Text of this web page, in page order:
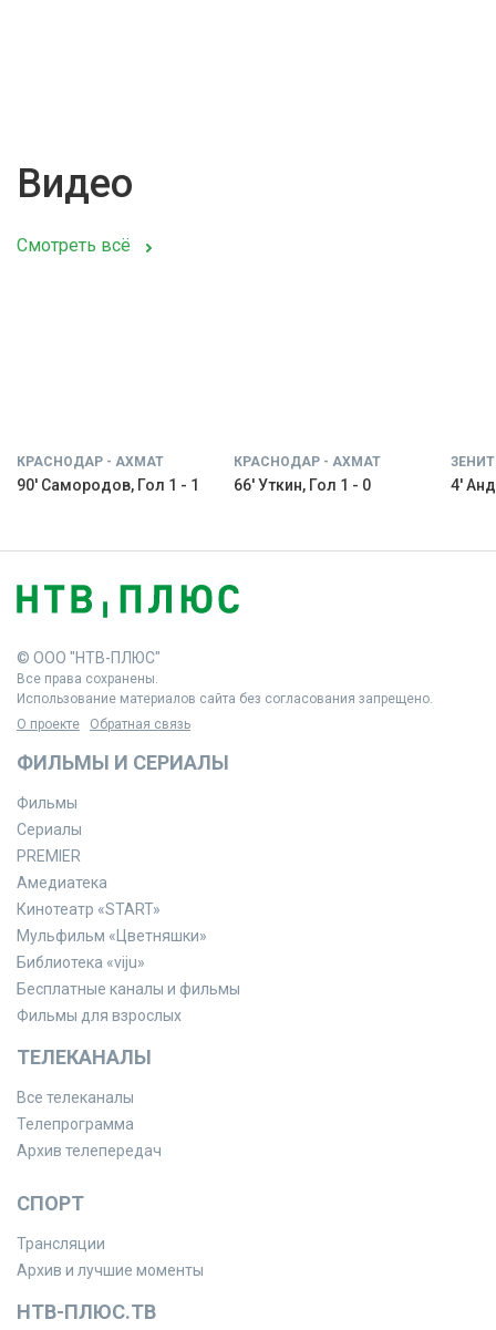
Видео
Смотреть всё
КРАСНОДАР - АХМАТ
90' Самородов, Гол 1 - 1
КРАСНОДАР - АХМАТ
66' Уткин, Гол 1 - 0 4'
© ООО "НТВ-ПЛЮС"
Все права сохранены.
Использование материалов сайта без согласования запрещено.
О проекте
Обратная связь
ФИЛЬМЫ И СЕРИАЛЫ
Фильмы
Сериалы
PREMIER
Амедиатека
Кинотеатр «START»
Мульфильм «Цветняшки»
Библиотека «viju»
Бесплатные каналы и фильмы
Фильмы для взрослых
ТЕЛЕКАНАЛЫ
Все телеканалы
Телепрограмма
Архив телепередач
СПОРТ
Трансляции
Архив и лучшие моменты
НТВ-ПЛЮС.ТВ